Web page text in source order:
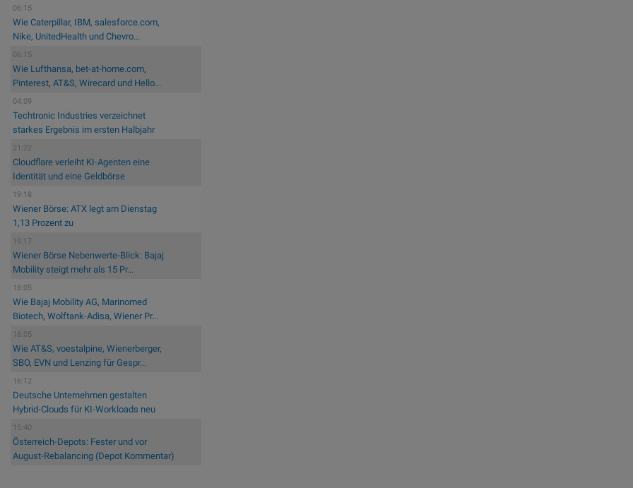
06:15
Wie Caterpillar, IBM, salesforce.com,
Nike, UnitedHealth und Chevro...
06:15
Wie Lufthansa, bet-at-home.com,
Pinterest, AT&S, Wirecard und Hello...
04:09
Techtronic Industries verzeichnet
starkes Ergebnis im ersten Halbjahr
21:22
Cloudflare verleiht KI-Agenten eine
Identität und eine Geldbörse
19:18
Wiener Börse: ATX legt am Dienstag
1,13 Prozent zu
19:17
Wiener Börse Nebenwerte-Blick: Bajaj
Mobility steigt mehr als 15 Pr...
18:05
Wie Bajaj Mobility AG, Marinomed
Biotech, Wolftank-Adisa, Wiener Pr...
18:05
Wie AT&S, voestalpine, Wienerberger,
SBO, EVN und Lenzing für Gespr...
16:12
Deutsche Unternehmen gestalten
Hybrid-Clouds für KI-Workloads neu
15:40
Österreich-Depots: Fester und vor
August-Rebalancing (Depot Kommentar)